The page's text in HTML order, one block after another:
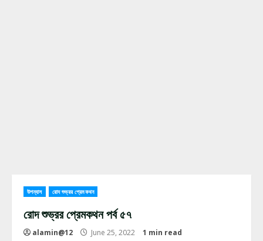
উপন্যাস রোদ শুভ্রর প্রেমকথন
রোদ শুভ্রর প্রেমকথন পর্ব ৫৭
alamin@12 June 25, 2022 1 min read